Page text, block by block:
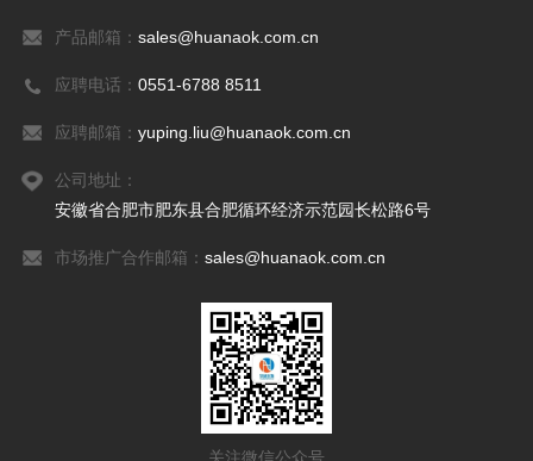
产品邮箱： sales@huanaok.com.cn
应聘电话： 0551-6788 8511
应聘邮箱： yuping.liu@huanaok.com.cn
公司地址：
安徽省合肥市肥东县合肥循环经济示范园长松路6号
市场推广合作邮箱： sales@huanaok.com.cn
关注微信公众号